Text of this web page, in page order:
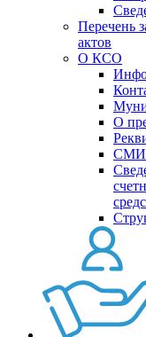
Перечень
актов
О КСО
О
СМИ